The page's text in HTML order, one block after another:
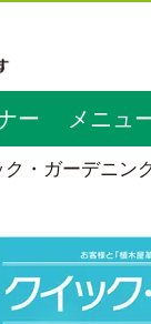
ー メニュ
ク・ガーデニン